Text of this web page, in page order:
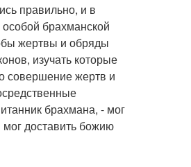
правильно, и в
брахманской
жертвы и обряды
изучать которые
совершение жертв и
брахмана, - мог
доставить божию